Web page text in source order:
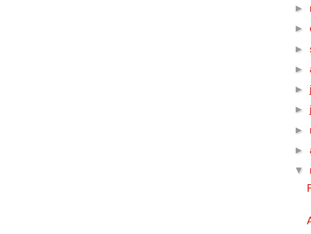
►
►
►
►
►
►
►
►
▼